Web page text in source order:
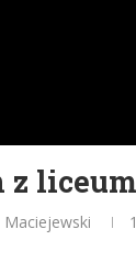
z liceum